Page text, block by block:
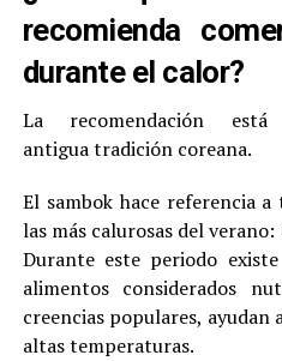
recomienda
durante el calor?
La recomendación
antigua tradición coreana.
El sambok hace referencia
las más calurosas del
Durante este periodo
alimentos considerados
creencias populares,
altas temperaturas.